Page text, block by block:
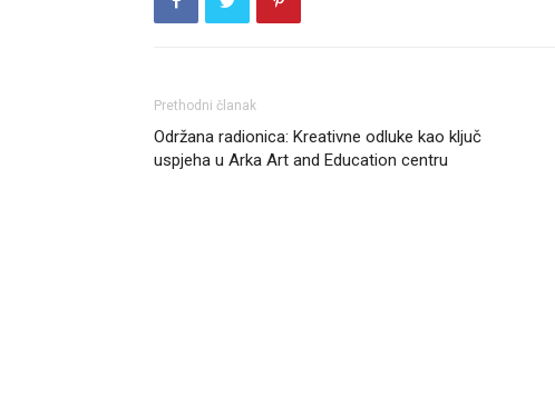
Prethodni članak
Održana radionica: Kreativne odluke kao ključ
uspjeha u Arka Art and Education centru